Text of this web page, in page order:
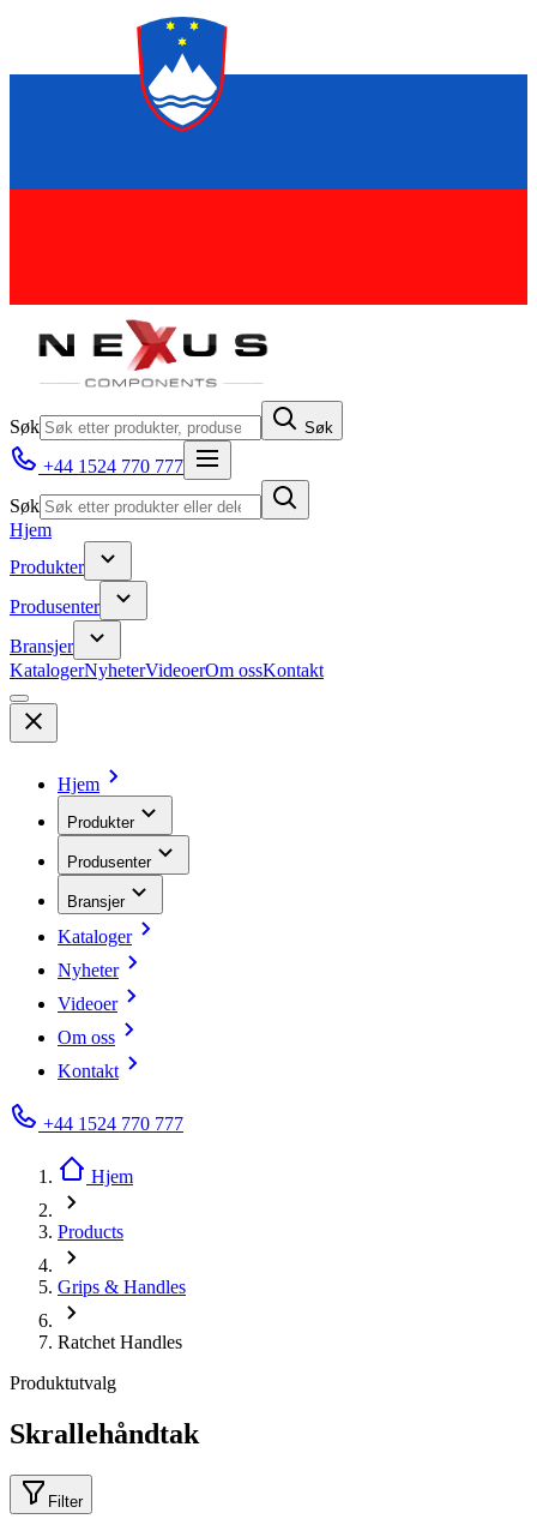
Søk Søk
+44 1524 770 777
Søk
Hjem
Produkter
Produsenter
Bransjer
KatalogerNyheterVideoerOm ossKontakt
Hjem
Produkter
Produsenter
Bransjer
Kataloger
Nyheter
Videoer
Om oss
Kontakt
+44 1524 770 777
Hjem
Products
Grips & Handles
Ratchet Handles
Produktutvalg
Skrallehåndtak
Filter